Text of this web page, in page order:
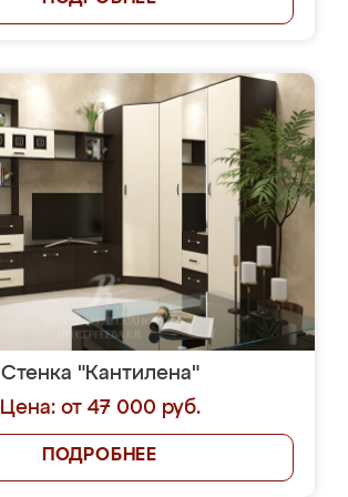
Стенка "Кантилена"
Цена: от 47 000 руб.
ПОДРОБНЕЕ